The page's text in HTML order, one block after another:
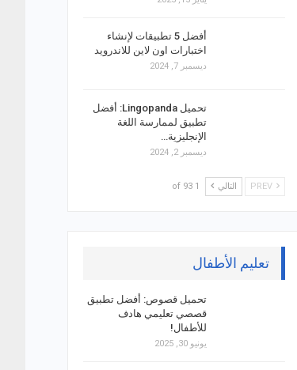
أفضل 5 تطبيقات لإنشاء
اختبارات اون لاين للاندرويد
ديسمبر 7, 2024
تحميل Lingopanda: أفضل
تطبيق لممارسة اللغة
الإنجليزية…
ديسمبر 2, 2024
التالي 1 of 93
تعليم الأطفال
تحميل قصوص: أفضل تطبيق
قصصي تعليمي هادف
للأطفال!
يونيو 30, 2025